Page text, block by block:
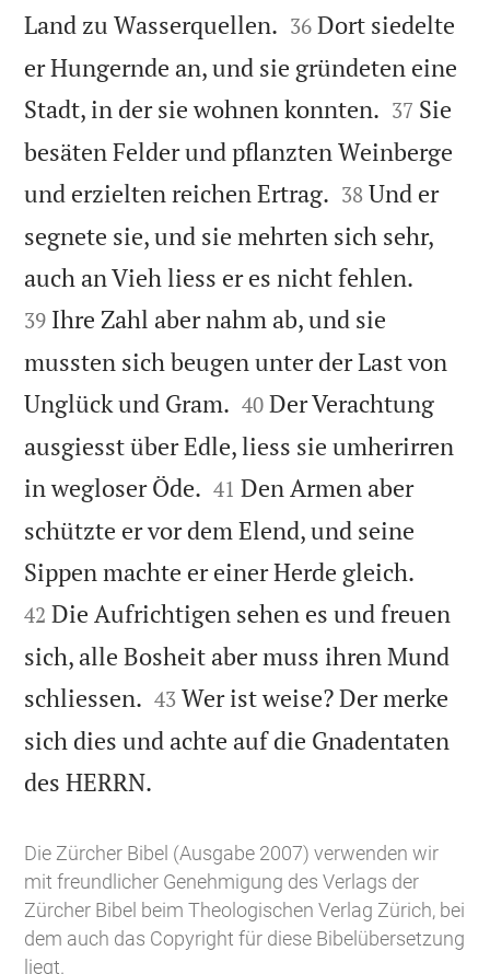
Land zu Wasserquellen. 

36 Dort siedelte
er Hungernde an, und sie gründeten eine
Stadt, in der sie wohnen konnten. 

37 Sie
besäten Felder und pflanzten Weinberge
und erzielten reichen Ertrag. 

38 Und er
segnete sie, und sie mehrten sich sehr,
auch an Vieh liess er es nicht fehlen.
39 Ihre Zahl aber nahm ab, und sie
mussten sich beugen unter der Last von
Unglück und Gram. 

40 Der Verachtung
ausgiesst über Edle, liess sie umherirren
in wegloser Öde. 

41 Den Armen aber
schützte er vor dem Elend, und seine
Sippen machte er einer Herde gleich.
42 Die Aufrichtigen sehen es und freuen
sich, alle Bosheit aber muss ihren Mund
schliessen. 

43 Wer ist weise? Der merke
sich dies und achte auf die Gnadentaten
des HERRN.
Die Zürcher Bibel (Ausgabe 2007) verwenden wir
mit freundlicher Genehmigung des Verlags der
Zürcher Bibel beim Theologischen Verlag Zürich, bei
dem auch das Copyright für diese Bibelübersetzung
liegt.